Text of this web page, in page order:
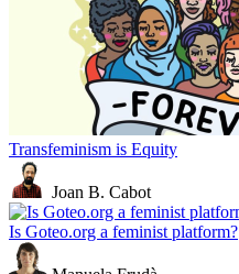
Transfeminism is Equity
Joan B. Cabot
Is Goteo.org a feminist platform?